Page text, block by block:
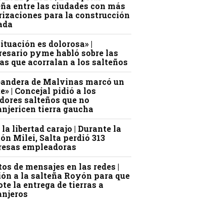
entre las ciudades con más
para la construcción
es dolorosa» |
pyme habló sobre las
que acorralan a los salteños
de Malvinas marcó un
| Concejal pidió a los
salteños que no
tierra gaucha
libertad carajo | Durante la
Milei, Salta perdió 313
empleadoras
de mensajes en las redes |
a la salteña Royón para que
la entrega de tierras a